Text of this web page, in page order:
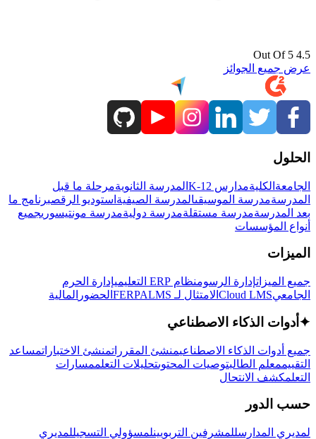
4.5 Out Of 5
عرض جميع الجوائز
الحلول
الجامعة الكليةمدارس K-12 المدرسة الثانويةمرحلة ما قبل
المدرسةمدرسة الموسيقىالمدرسة الصيفية استوديو الرقصبرنامج ما
بعد المدرسةمدرسة مستقلةمدرسة دوليةمدرسة مونتيسوريجميع
أنواع المؤسسات
الميزات
جميع الميزاتإدارة الرسومنظام ERP التعليمي
إدارة الحرم
الجامعيCloud LMS الامتثال لـ FERPA LMS الحضور المالية
✦ أدوات الذكاء الاصطناعي
جميع أدوات الذكاء الاصطناعيمنشئ المقرراتمنشئ الاختباراتمساعد
التقييممعلم الطالبتوصيات المحتوىتحليلات التعلممسارات
التعلمكشف الانتحال
حسب الدور
لمديري المدارسللمشرفين التربويينلمسؤولي التسجيللمديري